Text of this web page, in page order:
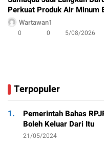
Perkuat Produk Air Minum
Wartawan1
0 0 5/08/2026
Terpopuler
1.
Pemerintah Bahas
Boleh Keluar Dari Itu
21/05/2024